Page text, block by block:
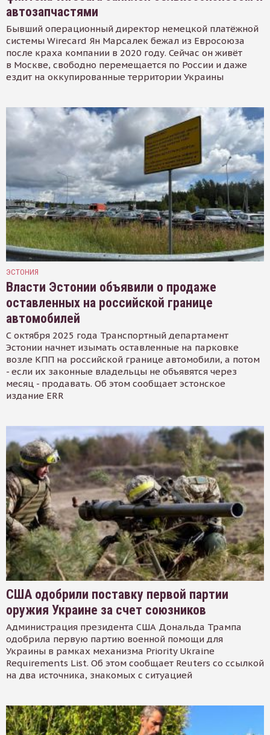
автозапчастями
Бывший операционный директор немецкой платёжной
системы Wirecard Ян Марсалек бежал из Евросоюза
после краха компании в 2020 году. Сейчас он живёт
в Москве, свободно перемещается по России и даже
ездит на оккупированные территории Украины
ЭСТОНИЯ
Власти Эстонии объявили о продаже
оставленных на российской границе
автомобилей
С октября 2025 года Транспортный департамент
Эстонии начнет изымать оставленные на парковке
возле КПП на российской границе автомобили, а потом
- если их законные владельцы не объявятся через
месяц - продавать. Об этом сообщает эстонское
издание ERR
США одобрили поставку первой партии
оружия Украине за счет союзников
Администрация президента США Дональда Трампа
одобрила первую партию военной помощи для
Украины в рамках механизма Priority Ukraine
Requirements List. Об этом сообщает Reuters со ссылкой
на два источника, знакомых с ситуацией